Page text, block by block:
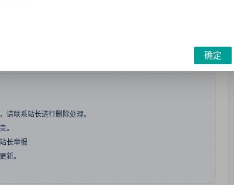
请联系站长进行删除处理。
。
长举报
新。
确定